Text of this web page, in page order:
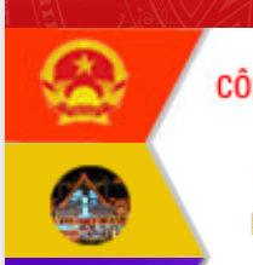
ứng để giữ vững thị trường xuất khẩu
Diễn đàn Kinh tế tư nhân Việt Nam đột
phá cơ chế - Hợp tác công tư
Đề án 06 tạo bước ngoặt đột phá
cải cách hành chính tỉnh Đắk Lắk
Kết nối tour, đẩy mạnh chuyển đổi số
để phát triển du lịch Đắk Lắk
Khởi động Dự án Đầu tư xây dựng hạ
tầng kỹ thuật Cụm công nghiệp Tân